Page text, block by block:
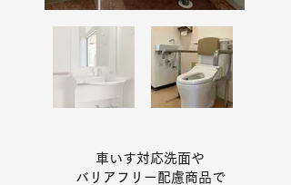
車いす対応洗面や
バリアフリー配慮商品で